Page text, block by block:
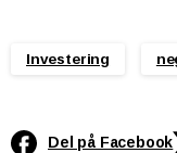
Investering
Del på Facebook